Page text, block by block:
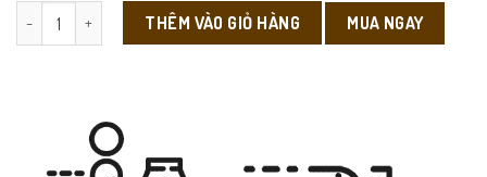
Chelsea Boot - Chelseaboot01 số lượng
THÊM VÀO GIỎ HÀNG MUA NGAY